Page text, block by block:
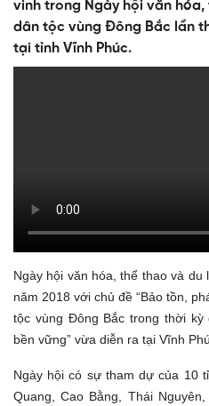
vinh trong Ngày hội văn
dân tộc vùng Đông Bắc lần
tại tỉnh Vĩnh Phúc.
Ngày hội văn hóa, thể thao và
năm 2018 với chủ đề “Bảo tồn,
tộc vùng Đông Bắc trong thời
bền vững” vừa diễn ra tại Vĩnh
Ngày hội có sự tham dự của 10
Quang, Cao Bằng, Thái